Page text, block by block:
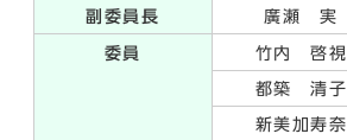
副委員長 廣瀬 実
委員 竹内 啓視
都築 清子
新美加寿奈